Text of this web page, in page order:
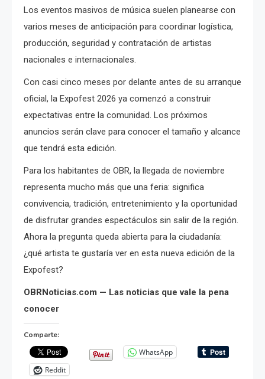
Los eventos masivos de música suelen planearse con
varios meses de anticipación para coordinar logística,
producción, seguridad y contratación de artistas
nacionales e internacionales.
Con casi cinco meses por delante antes de su arranque
oficial, la Expofest 2026 ya comenzó a construir
expectativas entre la comunidad. Los próximos
anuncios serán clave para conocer el tamaño y alcance
que tendrá esta edición.
Para los habitantes de OBR, la llegada de noviembre
representa mucho más que una feria: significa
convivencia, tradición, entretenimiento y la oportunidad
de disfrutar grandes espectáculos sin salir de la región.
Ahora la pregunta queda abierta para la ciudadanía:
¿qué artista te gustaría ver en esta nueva edición de la
Expofest?
OBRNoticias.com — Las noticias que vale la pena
conocer
Comparte:
WhatsApp
Reddit